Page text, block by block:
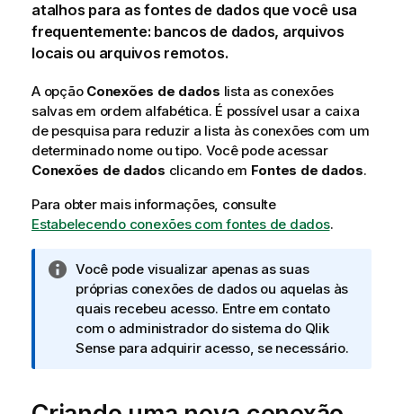
atalhos para as fontes de dados que você usa
frequentemente: bancos de dados, arquivos
locais ou arquivos remotos.
A opção Conexões de dados lista as conexões
salvas em ordem alfabética. É possível usar a caixa
de pesquisa para reduzir a lista às conexões com um
determinado nome ou tipo. Você pode acessar
Conexões de dados clicando em Fontes de dados.
Para obter mais informações, consulte
Estabelecendo conexões com fontes de dados.
N
o
t
a
i
o
Você pode visualizar apenas as suas
próprias conexões de dados ou aquelas às
quais recebeu acesso. Entre em contato
com o administrador do sistema do Qlik
Sensepara adquirir acesso, se necessário.